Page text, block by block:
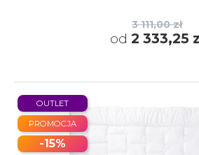
3 111,00 zł
od 2 333,25
PROMOCJA
-15%
OUTLET